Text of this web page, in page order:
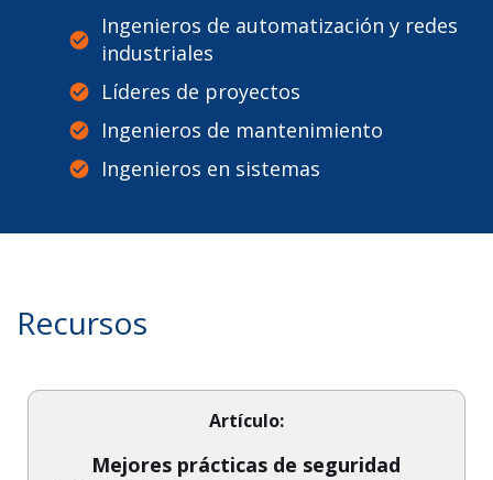
Ingenieros de automatización y redes
industriales
Líderes de proyectos
Ingenieros de mantenimiento
Ingenieros en sistemas
Recursos
Artículo:
Mejores prácticas de seguridad